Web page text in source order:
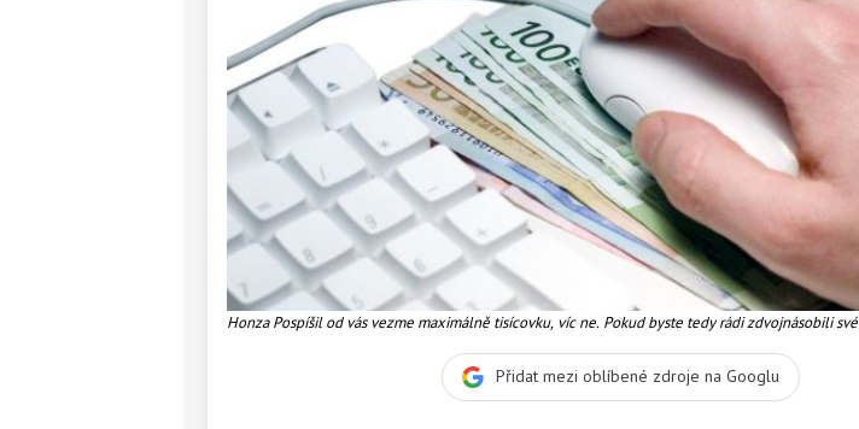
Honza Pospíšil od vás vezme maximálně tisícovku, víc ne. Pokud byste tedy rádi zdvojnásobili své
Přidat mezi oblíbené zdroje na Googlu